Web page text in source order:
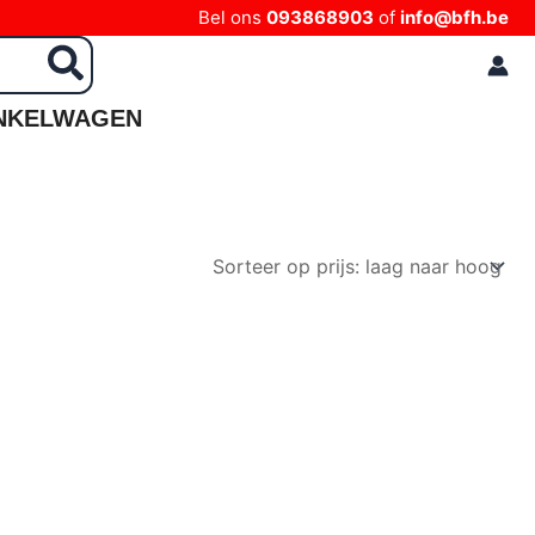
Bel ons 093868903 of info@bfh.be